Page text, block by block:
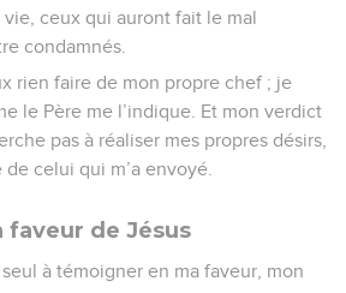
ceux qui auront fait le mal
condamnés.
rien faire de mon propre chef ; je
le Père me l’indique. Et mon verdict
pas à réaliser mes propres désirs,
celui qui m’a envoyé.
faveur de Jésus
à témoigner en ma faveur, mon